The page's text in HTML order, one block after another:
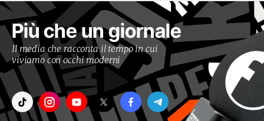
Più che un giornale
Il media che racconta il tempo in cui
viviamo con occhi moderni